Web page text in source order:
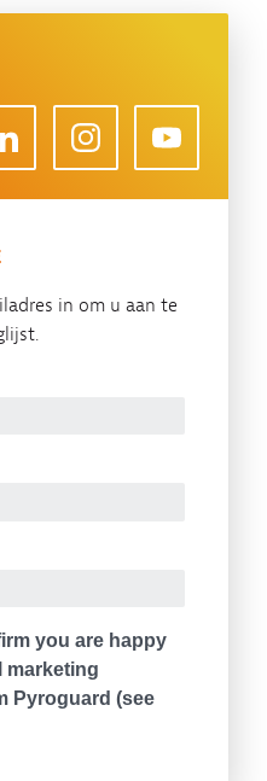
in om u aan te